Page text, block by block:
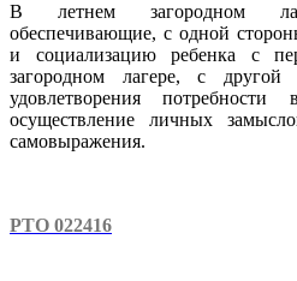
В летнем загородном
обеспечивающие, с одной
и социализацию ребенка с
загородном лагере, с
удовлетворения
осуществление личных
самовыражения.
РТО 022416